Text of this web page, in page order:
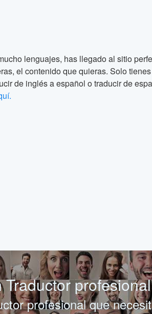
lenguajes, has llegado al sitio
el contenido que quieras. Solo
de inglés a español o traducir de
profesional que